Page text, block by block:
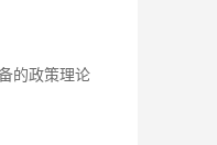
的政策理论